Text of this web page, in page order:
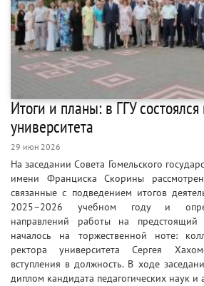
Итоги и планы: в ГГУ
университета
29 июн 2026
На заседании Совета Гомельского
имени Франциска Скорины
связанные с подведением итогов
2025–2026 учебном году и
направлений работы на предстоящий
началось на торжественной ноте:
ректора университета Сергея
вступления в должность. В ходе
диплом кандидата педагогических наук и